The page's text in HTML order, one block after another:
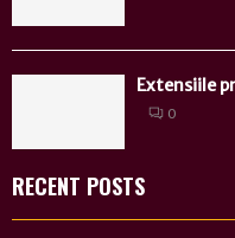
Extensiile
0
RECENT POSTS